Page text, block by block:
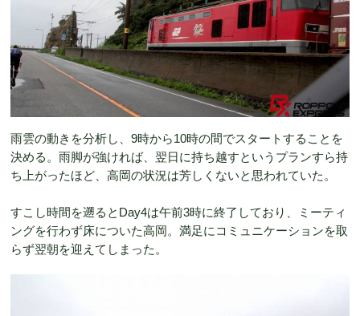
雨雲の動きを分析し、9時から10時の間でスタートすることを
決める。雨脚が強ければ、翌日に持ち越すというプランすら持
ち上がったほど、高岡の状況は芳しくないと思われていた。
すこし時間を遡るとDay4は午前3時に終了しており、ミーティ
ングを行わず床についた高岡。満足にコミュニケーションを取
らず翌朝を迎えてしまった。